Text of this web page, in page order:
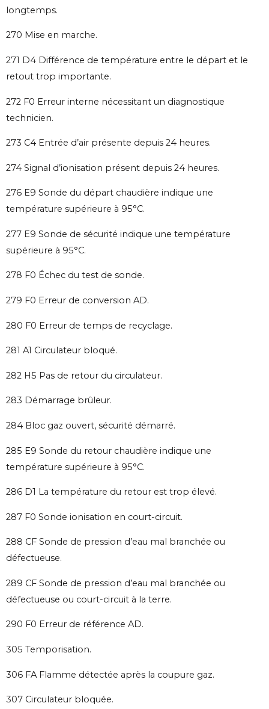
longtemps.
270 Mise en marche.
271 D4 Différence de température entre le départ et le
retout trop importante.
272 F0 Erreur interne nécessitant un diagnostique
technicien.
273 C4 Entrée d’air présente depuis 24 heures.
274 Signal d’ionisation présent depuis 24 heures.
276 E9 Sonde du départ chaudière indique une
température supérieure à 95°C.
277 E9 Sonde de sécurité indique une température
supérieure à 95°C.
278 F0 Échec du test de sonde.
279 F0 Erreur de conversion AD.
280 F0 Erreur de temps de recyclage.
281 A1 Circulateur bloqué.
282 H5 Pas de retour du circulateur.
283 Démarrage brûleur.
284 Bloc gaz ouvert, sécurité démarré.
285 E9 Sonde du retour chaudière indique une
température supérieure à 95°C.
286 D1 La température du retour est trop élevé.
287 F0 Sonde ionisation en court-circuit.
288 CF Sonde de pression d’eau mal branchée ou
défectueuse.
289 CF Sonde de pression d’eau mal branchée ou
défectueuse ou court-circuit à la terre.
290 F0 Erreur de référence AD.
305 Temporisation.
306 FA Flamme détectée après la coupure gaz.
307 Circulateur bloquée.